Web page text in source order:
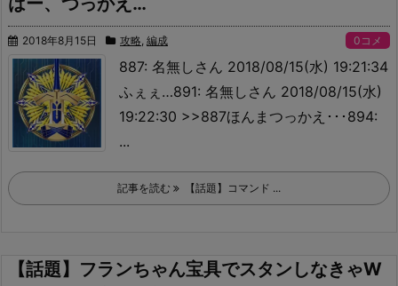
2018年8月15日 攻略, 編成 0コメ
887: 名無しさん 2018/08/15(水) 19:21:34
ふぇぇ…891: 名無しさん 2018/08/15(水)
19:22:30 >>887ほんまつっかえ･･･894:
...
記事を読む 【話題】コマンド ...
【話題】フランちゃん宝具でスタンしなきゃW